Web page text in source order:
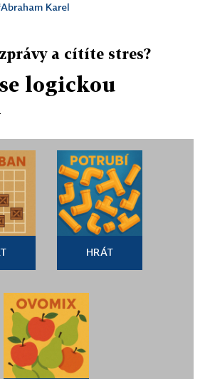
Karel
a cítíte stres?
logickou
HRÁT